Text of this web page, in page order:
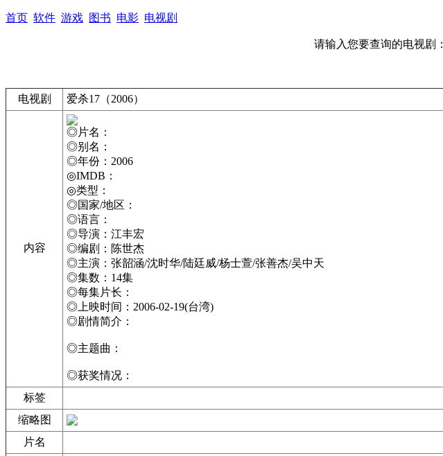
首页 软件 游戏 图书 电影 电视剧
请输入您要查询的电视剧：
电视剧 爱杀17（2006）
内容
◎片名：
◎别名：
◎年份：2006
◎IMDB：
◎类型：
◎国家/地区：
◎语言：
◎导演：江丰宏
◎编剧：陈世杰
◎主演：张韶涵/沈时华/陆廷威/杨士萱/张善杰/吴中天
◎集数：14集
◎每集片长：
◎上映时间：2006-02-19(台湾)
◎剧情简介：
◎主题曲：
◎获奖情况：
标签
缩略图
片名